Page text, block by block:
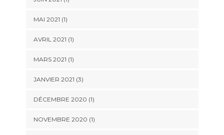
MAI 2021 (1)
AVRIL 2021 (1)
MARS 2021 (1)
JANVIER 2021 (3)
DÉCEMBRE 2020 (1)
NOVEMBRE 2020 (1)